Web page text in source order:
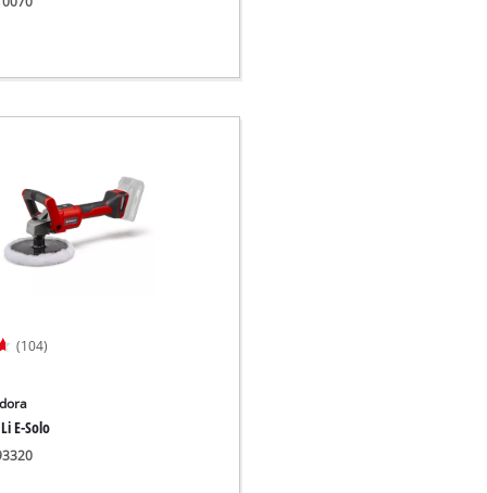
(104)
E-Solo